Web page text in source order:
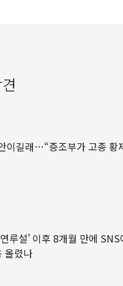
이길래…“증조부가 고종 황
루설’ 이후 8개월 만에 SNS
올렸나